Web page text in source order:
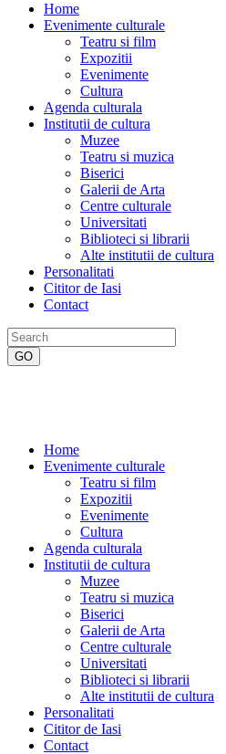
Home
Evenimente culturale
Teatru si film
Expozitii
Evenimente
Cultura
Agenda culturala
Institutii de cultura
Muzee
Teatru si muzica
Biserici
Galerii de Arta
Centre culturale
Universitati
Biblioteci si librarii
Alte institutii de cultura
Personalitati
Cititor de Iasi
Contact
Home
Evenimente culturale
Teatru si film
Expozitii
Evenimente
Cultura
Agenda culturala
Institutii de cultura
Muzee
Teatru si muzica
Biserici
Galerii de Arta
Centre culturale
Universitati
Biblioteci si librarii
Alte institutii de cultura
Personalitati
Cititor de Iasi
Contact